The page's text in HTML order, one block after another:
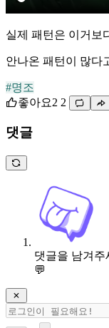
실제 패턴은 이거보
안나온 패턴이 많다
#명조
좋아요2 2
댓글
댓글을 남겨주
💬